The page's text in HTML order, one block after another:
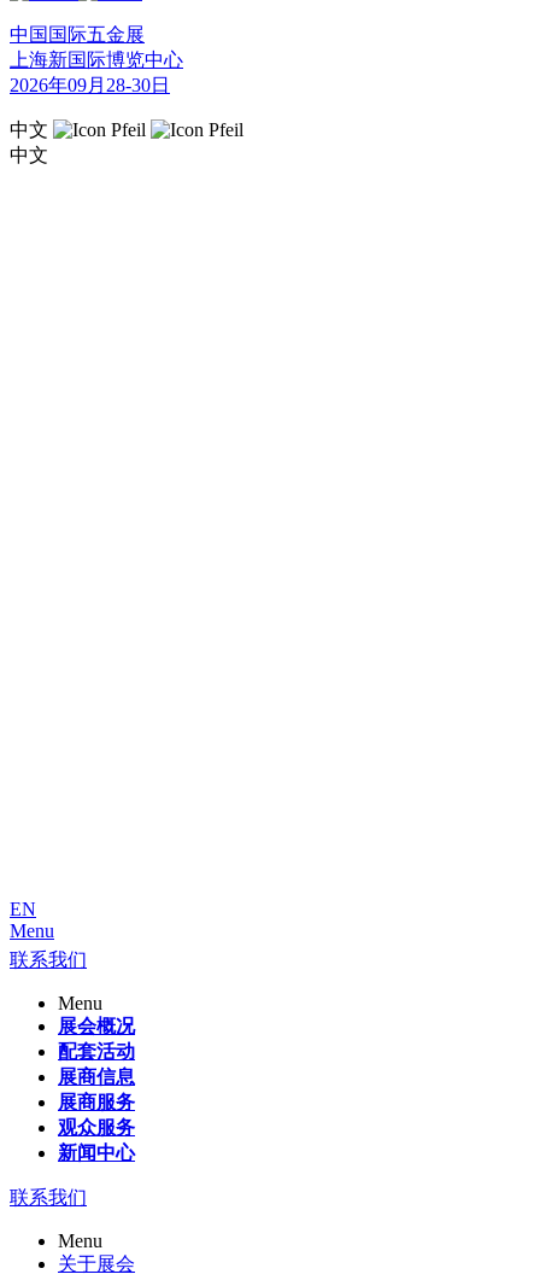
中国国际五金展
上海新国际博览中心
2026年09月28-30日
中文
中文
EN
Menu
联系我们
Menu
展会概况
配套活动
展商信息
展商服务
观众服务
新闻中心
联系我们
Menu
关于展会